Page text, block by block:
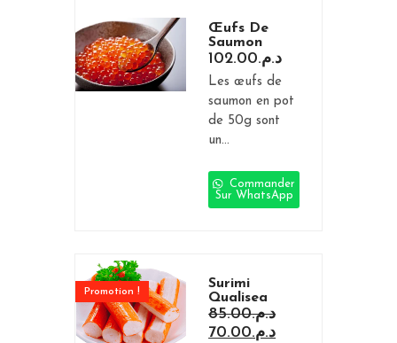
Œufs De
Saumon
د.م.102.00
Les œufs de
saumon en pot
de 50g sont
un...
Commander
Sur WhatsApp
Promotion !
Surimi
Qualisea
د.م.85.00
د.م.70.00